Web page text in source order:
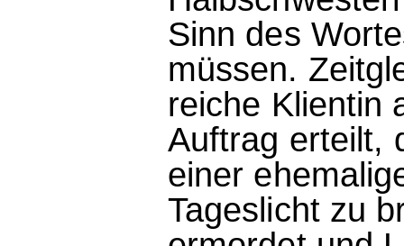
Sinn des
müssen.
reiche Klientin
Auftrag erteilt,
einer
Tageslicht zu